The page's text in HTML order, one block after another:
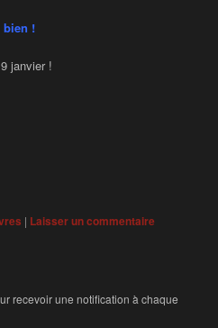
bien !
janvier !
| Laisser un commentaire
recevoir une notification à chaque